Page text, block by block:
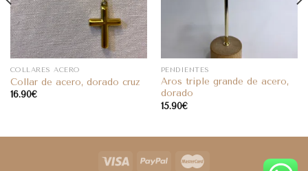
COLLARES ACERO
Collar de acero, dorado cruz
16.90€
PENDIENTES
Aros triple grande de acero,
dorado
15.90€